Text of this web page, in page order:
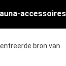
accessoires
bron van